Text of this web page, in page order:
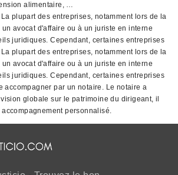
alimentaire, …
plupart des entreprises, notamment lors de la
avocat d'affaire ou à un juriste en interne
juridiques. Cependant, certaines entreprises
plupart des entreprises, notamment lors de la
avocat d'affaire ou à un juriste en interne
juridiques. Cependant, certaines entreprises
accompagner par un notaire. Le notaire a
globale sur le patrimoine du dirigeant, il
personnalisé.